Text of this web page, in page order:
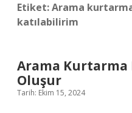
Etiket:Arama
katılabilirim
Arama Kurtarma
Oluşur
Tarih: Ekim 15, 2024